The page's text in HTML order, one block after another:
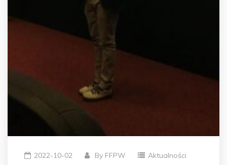
2022-10-02 By FFPW Aktualności